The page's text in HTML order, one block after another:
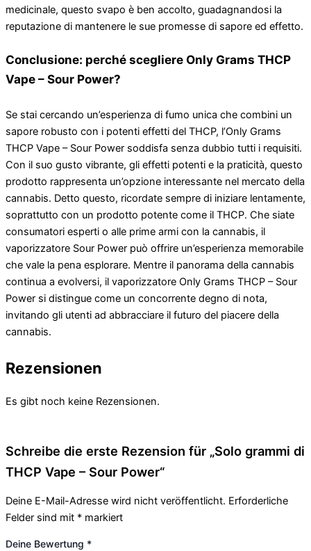
medicinale, questo svapo è ben accolto, guadagnandosi la
reputazione di mantenere le sue promesse di sapore ed effetto.
Conclusione: perché scegliere Only Grams THCP
Vape – Sour Power?
Se stai cercando un’esperienza di fumo unica che combini un
sapore robusto con i potenti effetti del THCP, l’Only Grams
THCP Vape – Sour Power soddisfa senza dubbio tutti i requisiti.
Con il suo gusto vibrante, gli effetti potenti e la praticità, questo
prodotto rappresenta un’opzione interessante nel mercato della
cannabis. Detto questo, ricordate sempre di iniziare lentamente,
soprattutto con un prodotto potente come il THCP. Che siate
consumatori esperti o alle prime armi con la cannabis, il
vaporizzatore Sour Power può offrire un’esperienza memorabile
che vale la pena esplorare. Mentre il panorama della cannabis
continua a evolversi, il vaporizzatore Only Grams THCP – Sour
Power si distingue come un concorrente degno di nota,
invitando gli utenti ad abbracciare il futuro del piacere della
cannabis.
Rezensionen
Es gibt noch keine Rezensionen.
Schreibe die erste Rezension für „Solo grammi di
THCP Vape – Sour Power“
Deine E-Mail-Adresse wird nicht veröffentlicht. Erforderliche
Felder sind mit * markiert
Deine Bewertung *